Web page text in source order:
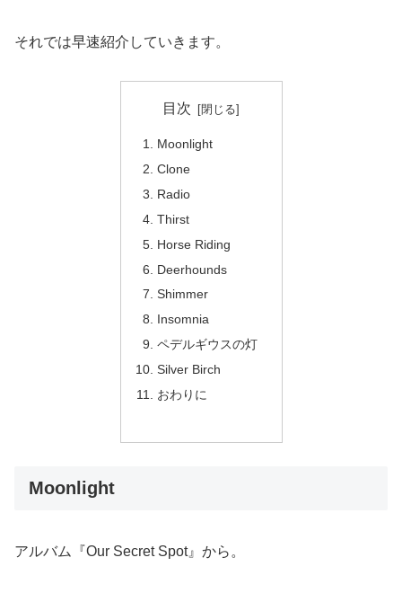
それでは早速紹介していきます。
目次
Moonlight
Clone
Radio
Thirst
Horse Riding
Deerhounds
Shimmer
Insomnia
ペデルギウスの灯
Silver Birch
おわりに
Moonlight
アルバム『Our Secret Spot』から。